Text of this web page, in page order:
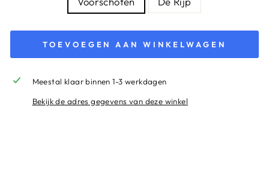
TOEVOEGEN AAN WINKELWAGEN
Meestal klaar binnen 1-3 werkdagen
Bekijk de adres gegevens van deze winkel